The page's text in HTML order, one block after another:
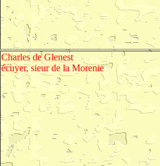
Charles de Glenest
écuyer, sieur de la Morenie